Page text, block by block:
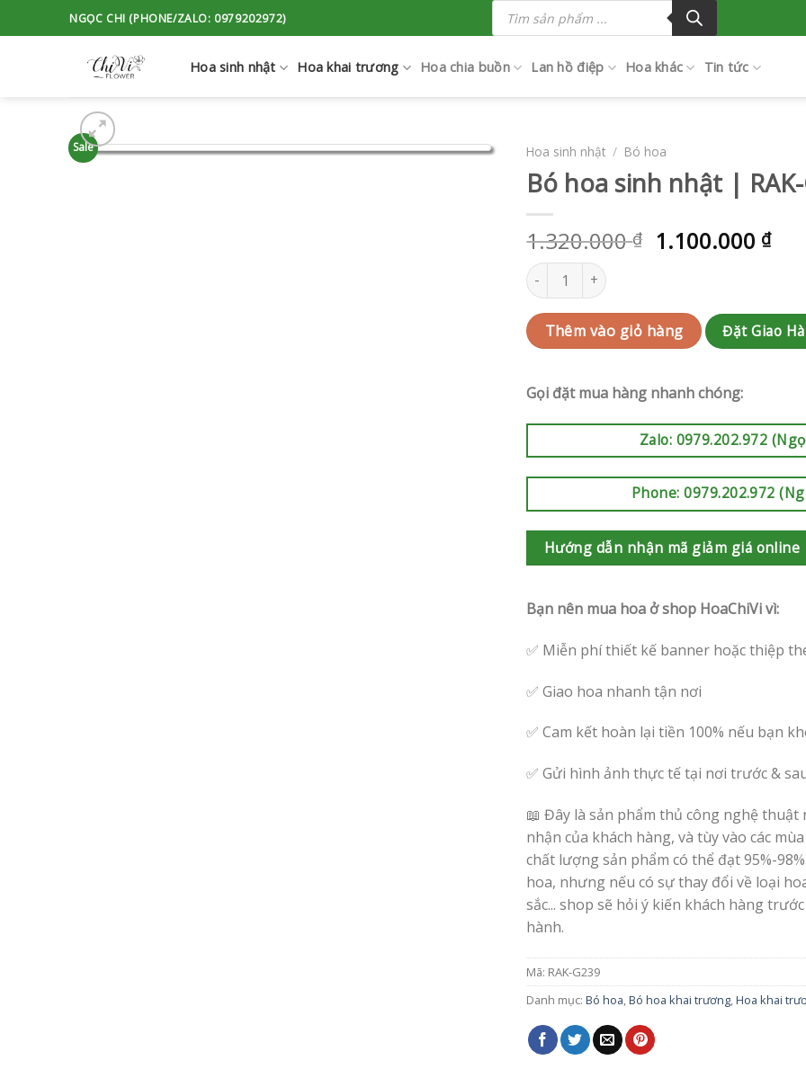
to
NGỌC CHI (PHONE/ZALO: 0979202972)
Tìm
kiếm
phẩm
Hoa sinh nhật Hoa khai trương Hoa chia buồn Lan hồ điệp Hoa khác Tin tức
Sale Hoa sinh nhật / Bó hoa
Bó hoa sinh nhật |
1.320.000₫ 1.100.000 ₫
Bó hoa sinh nhật | RAK-G239 số lượng
Thêm vào giỏ hàng Đặt Giao
Gọi đặt mua hàng nhanh chóng:
Zalo: 0979.202.972
Phone: 0979.202.972
Hướng dẫn nhận mã giảm giá online
Bạn nên mua hoa ở shop HoaChiVi vì:
✅ Miễn phí thiết kế banner hoặc thiệp
✅ Giao hoa nhanh tận nơi
✅ Cam kết hoàn lại tiền 100% nếu bạn
✅ Gửi hình ảnh thực tế tại nơi trước &
📖 Đây là sản phẩm thủ công nghệ thuật
nhận của khách hàng, và tùy vào các
chất lượng sản phẩm có thể đạt 95%-
hoa, nhưng nếu có sự thay đổi về loại
sắc... shop sẽ hỏi ý kiến khách hàng
hành.
Mã: RAK-G239
Danh mục:Bó hoa,Bó hoa khai trương,Hoa khai